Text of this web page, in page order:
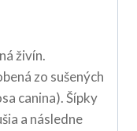
živín.
zo sušených
canina). Šípky
a následne